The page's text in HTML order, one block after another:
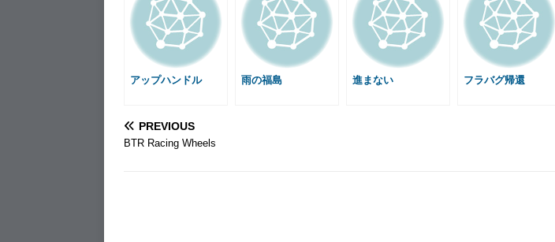
o
o
k
n
g
a
s
g
e
アップハンドル 雨の福島 進まない フラバグ帰還
PREVIOUS
BTR Racing Wheels